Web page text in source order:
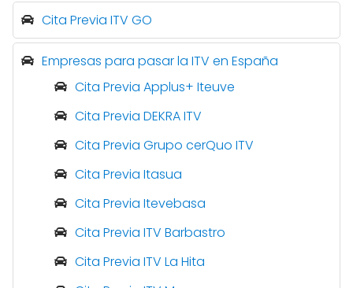
Cita Previa ITV GO
Empresas para pasar la ITV en España
Cita Previa Applus+ Iteuve
Cita Previa DEKRA ITV
Cita Previa Grupo cerQuo ITV
Cita Previa Itasua
Cita Previa Itevebasa
Cita Previa ITV Barbastro
Cita Previa ITV La Hita